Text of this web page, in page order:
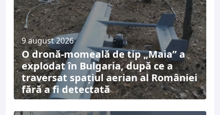
9 august 2026
O dronă-momeală de tip „Maia” a
explodat în Bulgaria, după ce a
traversat spațiul aerian al României
fără a fi detectată